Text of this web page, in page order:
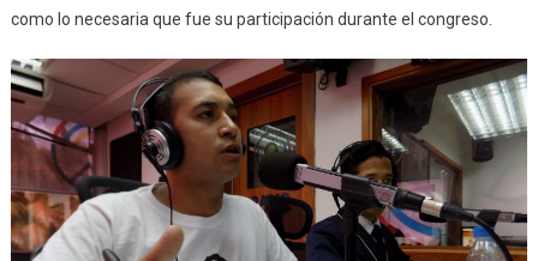
como lo necesaria que fue su participación durante el congreso.